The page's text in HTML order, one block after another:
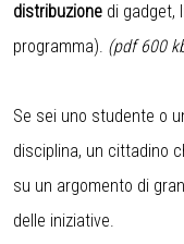
distribuzione di gadget,
programma). (pdf 600
Se sei uno studente o
disciplina, un cittadino
su un argomento di
delle iniziative.